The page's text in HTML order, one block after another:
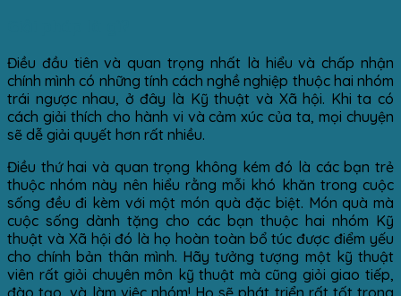
Điều đầu tiên và quan trọng nhất là hiểu và chấp nhận
chính mình có những tính cách nghề nghiệp thuộc hai nhóm
trái ngược nhau, ở đây là Kỹ thuật và Xã hội. Khi ta có
cách giải thích cho hành vi và cảm xúc của ta, mọi chuyện
sẽ dễ giải quyết hơn rất nhiều.
Điều thứ hai và quan trọng không kém đó là các bạn trẻ
thuộc nhóm này nên hiểu rằng mỗi khó khăn trong cuộc
sống đều đi kèm với một món quà đặc biệt. Món quà mà
cuộc sống dành tặng cho các bạn thuộc hai nhóm Kỹ
thuật và Xã hội đó là họ hoàn toàn bổ túc được điểm yếu
cho chính bản thân mình. Hãy tưởng tượng một kỹ thuật
viên rất giỏi chuyên môn kỹ thuật mà cũng giỏi giao tiếp,
đào tạo, và làm việc nhóm! Họ sẽ phát triển rất tốt trong